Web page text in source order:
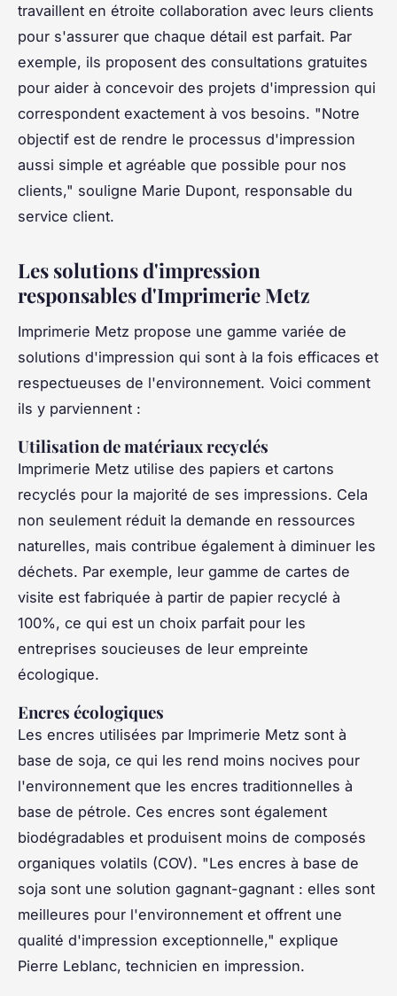
travaillent en étroite collaboration avec leurs clients
pour s'assurer que chaque détail est parfait. Par
exemple, ils proposent des consultations gratuites
pour aider à concevoir des projets d'impression qui
correspondent exactement à vos besoins. "Notre
objectif est de rendre le processus d'impression
aussi simple et agréable que possible pour nos
clients," souligne Marie Dupont, responsable du
service client.
Les solutions d'impression
responsables d'Imprimerie Metz
Imprimerie Metz propose une gamme variée de
solutions d'impression qui sont à la fois efficaces et
respectueuses de l'environnement. Voici comment
ils y parviennent :
Utilisation de matériaux recyclés
Imprimerie Metz utilise des papiers et cartons
recyclés pour la majorité de ses impressions. Cela
non seulement réduit la demande en ressources
naturelles, mais contribue également à diminuer les
déchets. Par exemple, leur gamme de cartes de
visite est fabriquée à partir de papier recyclé à
100%, ce qui est un choix parfait pour les
entreprises soucieuses de leur empreinte
écologique.
Encres écologiques
Les encres utilisées par Imprimerie Metz sont à
base de soja, ce qui les rend moins nocives pour
l'environnement que les encres traditionnelles à
base de pétrole. Ces encres sont également
biodégradables et produisent moins de composés
organiques volatils (COV). "Les encres à base de
soja sont une solution gagnant-gagnant : elles sont
meilleures pour l'environnement et offrent une
qualité d'impression exceptionnelle," explique
Pierre Leblanc, technicien en impression.